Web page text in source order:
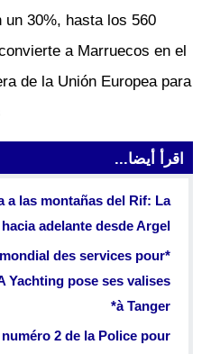
un 30%, hasta los 560
a Marruecos en el
de la Unión Europea para
اقرأ أيضا...
a las montañas del Rif: La
adelante desde Argel
des services pour
Yachting pose ses valises
à Tanger*
2 de la Police pour